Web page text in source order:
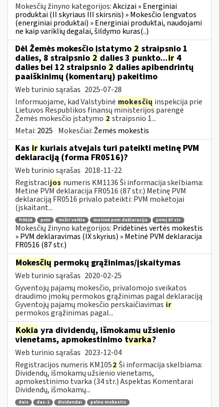
Mokesčių žinyno kategorijos:Akcizai » Energiniai
produktai (II skyriaus III skirsnis) » Mokesčio lengvatos
(energiniai produktai) » Energiniai produktai, naudojami
ne kaip variklių degalai, šildymo kuras(..)
Dėl Žemės mokesčio įstatymo 2 straipsnio 1
dalies, 8 straipsnio 2 dalies 3 punkto...ir 4
dalies bei 12 straipsnio 2 dalies apibendrintų
paaiškinimų (komentarų) pakeitimo
Web turinio sąrašas 2025-07-28
Informuojame, kad Valstybinė mokesčių inspekcija prie
Lietuvos Respublikos finansų ministerijos parengė
Žemės mokesčio įstatymo 2 straipsnio 1...
Metai: 2025 Mokesčiai: Žemės mokestis
Kas ir kuriais atvejais turi pateikti metinę PVM
deklaraciją (forma FR0516)?
Web turinio sąrašas 2018-11-22
Registracijos numeris KM1136 Ši informacija skelbiama:
Metinė PVM deklaracija FR0516 (87 str.) Metinę PVM
deklaraciją FR0516 privalo pateikti: PVM mokėtojai
(įskaitant...
fr0516 pvm mišri veikla metinė pvm deklaracija pvmį 87 str
Mokesčių žinyno kategorijos: Pridėtinės vertės mokestis
» PVM deklaravimas (IX skyrius) » Metinė PVM deklaracija
FR0516 (87 str.)
Mokesčių permokų grąžinimas/įskaitymas
Web turinio sąrašas 2020-02-25
Gyventojų pajamų mokesčio, privalomojo sveikatos
draudimo įmokų permokos grąžinimas pagal deklaraciją
Gyventojų pajamų mokesčio perskaičiavimas ir
permokos grąžinimas pagal...
Kokia yra dividendų, išmokamų užsienio
vienetams, apmokestinimo tvarka?
Web turinio sąrašas 2023-12-04
Registracijos numeris KM1052 Ši informacija skelbiama:
Dividendų, išmokamų užsienio vienetams,
apmokestinimo tvarka (34 str.) Aspektas Komentarai
Dividendų, išmokamų...
dais das-1 dividendai pelno mokestis